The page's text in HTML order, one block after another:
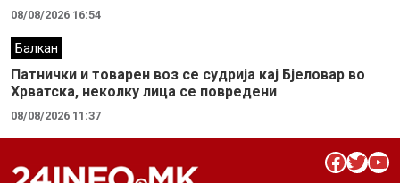
08/08/2026 16:54
Балкан
Патнички и товарен воз се судрија кај Бјеловар во
Хрватска, неколку лица се повредени
08/08/2026 11:37
Facebook Twitter YouTube